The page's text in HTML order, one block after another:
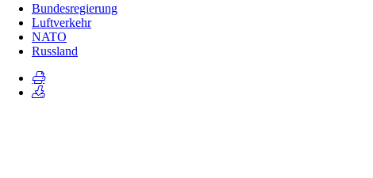
Bundesregierung
Luftverkehr
NATO
Russland